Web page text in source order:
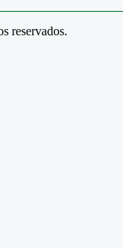
reservados.